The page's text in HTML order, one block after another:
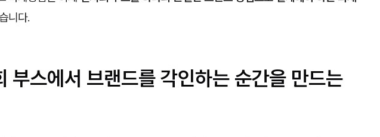
니다.
부스에서 브랜드를 각인하는 순간을 만드는